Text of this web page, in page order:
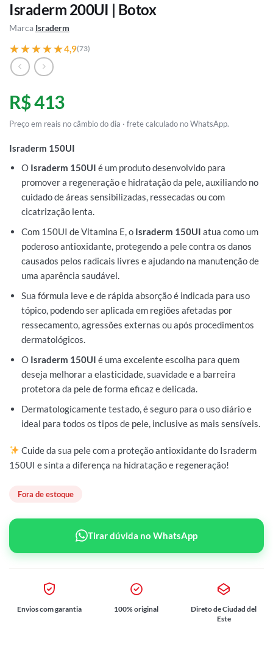
Israderm 200UI | Botox
Marca Israderm
★★★★★
★★★★★4,9(73)
R$ 413
Preço em reais no câmbio do dia · frete calculado no WhatsApp.
Israderm 150UI
O Israderm 150UI é um produto desenvolvido para
promover a regeneração e hidratação da pele, auxiliando no
cuidado de áreas sensibilizadas, ressecadas ou com
cicatrização lenta.
Com 150UI de Vitamina E, o Israderm 150UI atua como um
poderoso antioxidante, protegendo a pele contra os danos
causados pelos radicais livres e ajudando na manutenção de
uma aparência saudável.
Sua fórmula leve e de rápida absorção é indicada para uso
tópico, podendo ser aplicada em regiões afetadas por
ressecamento, agressões externas ou após procedimentos
dermatológicos.
O Israderm 150UI é uma excelente escolha para quem
deseja melhorar a elasticidade, suavidade e a barreira
protetora da pele de forma eficaz e delicada.
Dermatologicamente testado, é seguro para o uso diário e
ideal para todos os tipos de pele, inclusive as mais sensíveis.
Cuide da sua pele com a proteção antioxidante do Israderm
150UI e sinta a diferença na hidratação e regeneração!
Fora de estoque
Tirar dúvida no WhatsApp
Envios com garantia 100% original
Direto de Ciudad del
Este